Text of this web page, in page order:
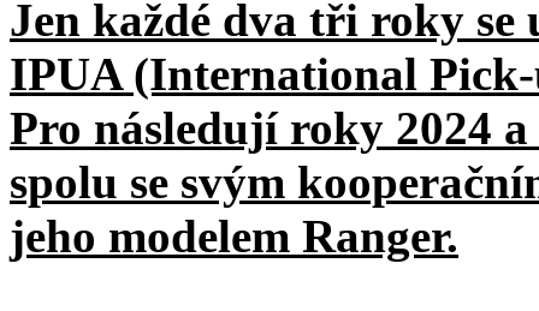
Jen každé dva tři roky se
IPUA (International
Pro následují roky 2024
spolu se svým
jeho modelem Ranger.